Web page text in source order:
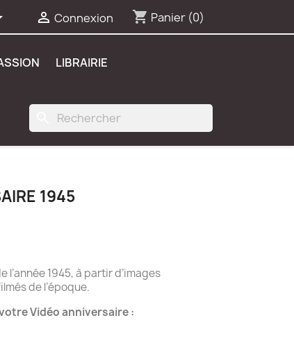
 Connexion shopping_cart Panier (0)
LIBRAIRIE
1945
1945, à partir d’images
de l’époque.
Vidéo anniversaire :